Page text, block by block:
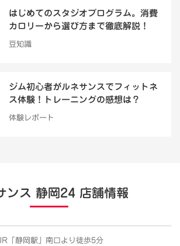
はじめてのスタジオプログラム。消費
カロリーから選び方まで徹底解説！
豆知識
ジム初心者がルネサンスでフィットネ
ス体験！トレーニングの感想は？
体験レポート
ンス 静岡24 店舗情報
「静岡駅」南口より徒歩5分